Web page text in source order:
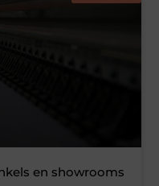
en showrooms